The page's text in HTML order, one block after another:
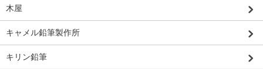
木屋
キャメル鉛筆製作所
キリン鉛筆